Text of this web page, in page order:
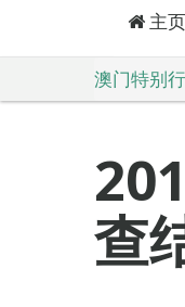
主页
澳门特别
查